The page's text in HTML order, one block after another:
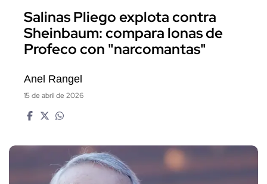
Salinas Pliego explota contra
Sheinbaum: compara lonas de
Profeco con "narcomantas"
Anel Rangel
15 de abril de 2026